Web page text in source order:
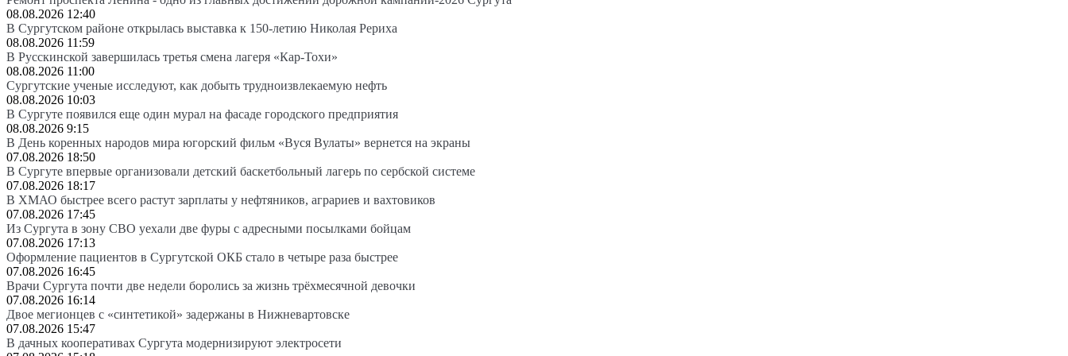
08.08.2026 12:40
В Сургутском районе открылась выставка к 150-летию Николая Рериха
08.08.2026 11:59
В Русскинской завершилась третья смена лагеря «Кар-Тохи»
08.08.2026 11:00
Сургутские ученые исследуют, как добыть трудноизвлекаемую нефть
08.08.2026 10:03
В Сургуте появился еще один мурал на фасаде городского предприятия
08.08.2026 9:15
В День коренных народов мира югорский фильм «Вуся Вулаты» вернется на экраны
07.08.2026 18:50
В Сургуте впервые организовали детский баскетбольный лагерь по сербской системе
07.08.2026 18:17
В ХМАО быстрее всего растут зарплаты у нефтяников, аграриев и вахтовиков
07.08.2026 17:45
Из Сургута в зону СВО уехали две фуры с адресными посылками бойцам
07.08.2026 17:13
Оформление пациентов в Сургутской ОКБ стало в четыре раза быстрее
07.08.2026 16:45
Врачи Сургута почти две недели боролись за жизнь трёхмесячной девочки
07.08.2026 16:14
Двое мегионцев с «синтетикой» задержаны в Нижневартовске
07.08.2026 15:47
В дачных кооперативах Сургута модернизируют электросети